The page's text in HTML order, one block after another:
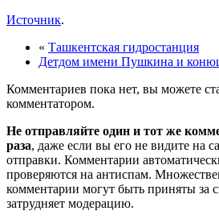
Источник.
« Ташкентская гидростанция
Детдом имени Пушкина и
Комментариев пока нет, вы можете
комментатором.
Не отправляйте один и тот же
раза, даже если вы его не видите на
отправки. Комментарии
проверяются на антиспам.
комментарии могут быть приняты за
затрудняет модерацию.